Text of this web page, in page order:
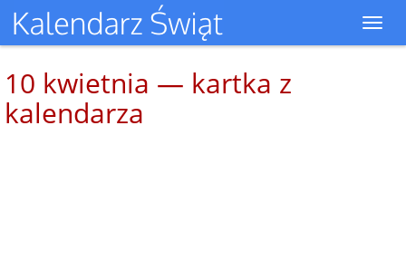
10 kwietnia — kartka z
kalendarza